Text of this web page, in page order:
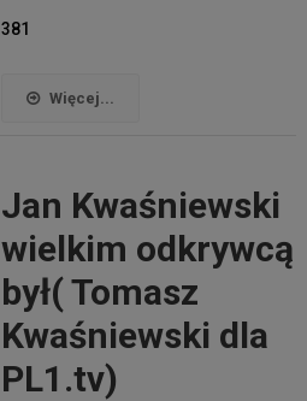
381
Więcej...
Jan Kwaśniewski
wielkim odkrywcą
był( Tomasz
Kwaśniewski dla
PL1.tv)